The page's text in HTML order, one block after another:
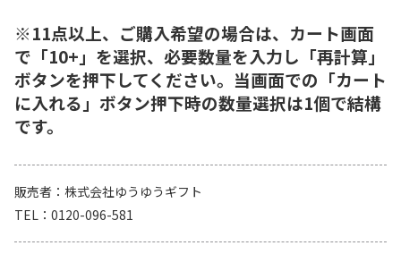
※11点以上、ご購入希望の場合は、カート画面
で「10+」を選択、必要数量を入力し「再計算」
ボタンを押下してください。当画面での「カート
に入れる」ボタン押下時の数量選択は1個で結構
です。
販売者
株式会社ゆうゆうギフト
TEL
0120-096-581